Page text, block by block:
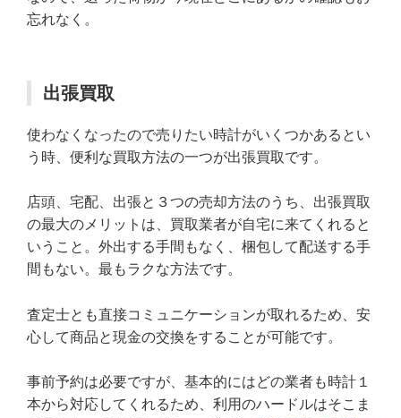
忘れなく。
出張買取
使わなくなったので売りたい時計がいくつかあるとい
う時、便利な買取方法の一つが出張買取です。
店頭、宅配、出張と３つの売却方法のうち、出張買取
の最大のメリットは、買取業者が自宅に来てくれると
いうこと。外出する手間もなく、梱包して配送する手
間もない。最もラクな方法です。
査定士とも直接コミュニケーションが取れるため、安
心して商品と現金の交換をすることが可能です。
事前予約は必要ですが、基本的にはどの業者も時計１
本から対応してくれるため、利用のハードルはそこま